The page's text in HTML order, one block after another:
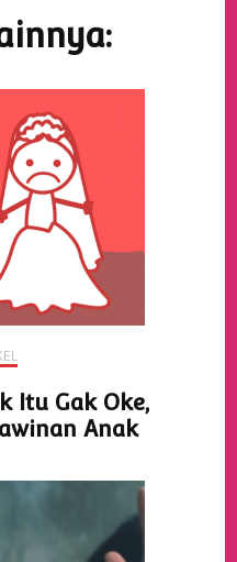
Itu Gak Oke,
Anak